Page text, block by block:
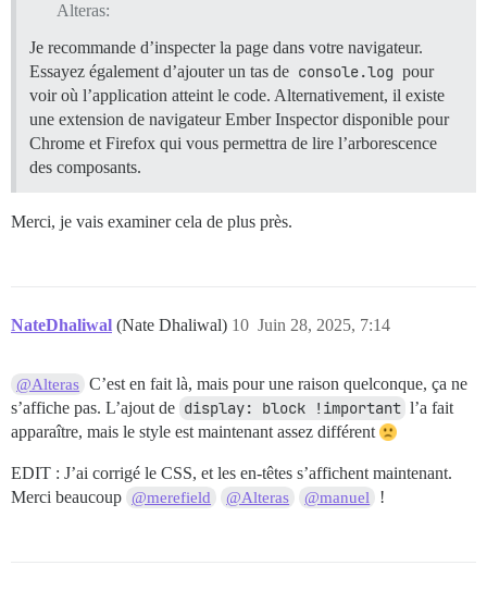
Alteras:
Je recommande d’inspecter la page dans votre navigateur.
Essayez également d’ajouter un tas de console.log pour
voir où l’application atteint le code. Alternativement, il existe
une extension de navigateur Ember Inspector disponible pour
Chrome et Firefox qui vous permettra de lire l’arborescence
des composants.
Merci, je vais examiner cela de plus près.
NateDhaliwal (Nate Dhaliwal) Juin 28, 2025, 7:14
10
@Alteras C’est en fait là, mais pour une raison quelconque, ça ne
s’affiche pas. L’ajout de display: block !important l’a fait
apparaître, mais le style est maintenant assez différent
EDIT : J’ai corrigé le CSS, et les en-têtes s’affichent maintenant.
Merci beaucoup @merefield @Alteras @manuel !